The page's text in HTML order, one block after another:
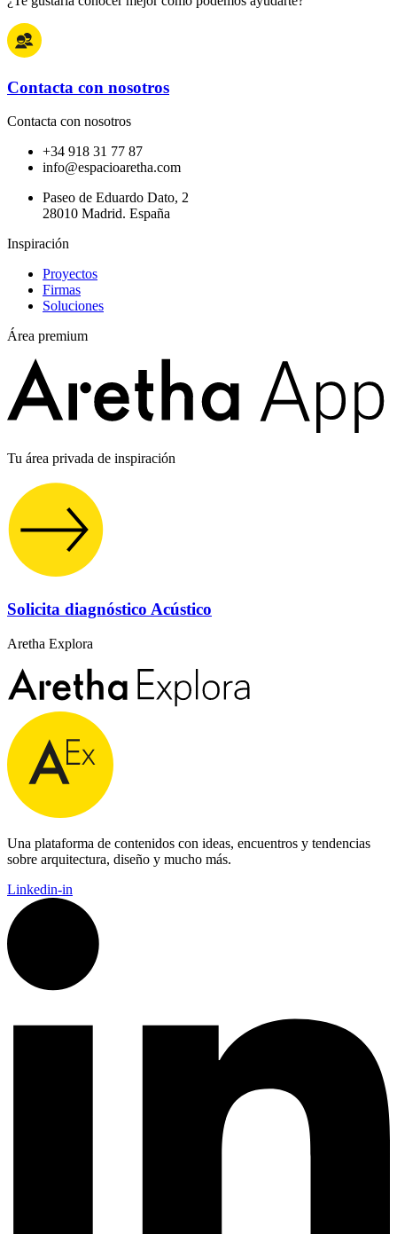
Contacta con nosotros
Contacta con nosotros
+34 918 31 77 87
info@espacioaretha.com
Paseo de Eduardo Dato, 2
28010 Madrid. España
Inspiración
Proyectos
Firmas
Soluciones
Área premium
Tu área privada de inspiración
Solicita diagnóstico Acústico
Aretha Explora
Una plataforma de contenidos con ideas, encuentros y tendencias
sobre arquitectura, diseño y mucho más.
Linkedin-in